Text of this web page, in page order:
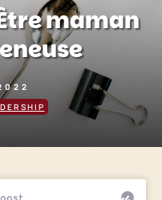
maman